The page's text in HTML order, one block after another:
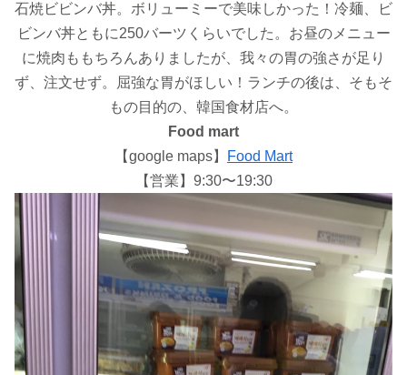
石焼ビビンバ丼。ボリューミーで美味しかった！冷麺、ビ
ビンバ丼ともに250バーツくらいでした。お昼のメニュー
に焼肉ももちろんありましたが、我々の胃の強さが足り
ず、注文せず。屈強な胃がほしい！ランチの後は、そもそ
もの目的の、韓国食材店へ。
Food mart
【google maps】
Food Mart
【営業】9:30〜19:30